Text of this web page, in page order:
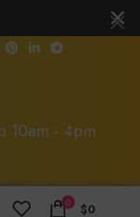
10am - 4pm
0 $0